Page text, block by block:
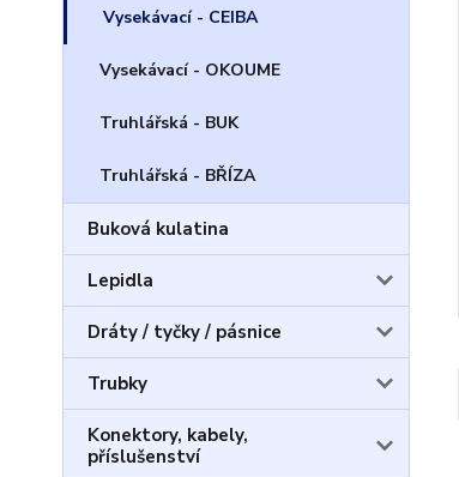
Vysekávací - CEIBA
Vysekávací - OKOUME
Truhlářská - BUK
Truhlářská - BŘÍZA
Buková kulatina
Lepidla
Dráty / tyčky / pásnice
Trubky
Konektory, kabely,
příslušenství